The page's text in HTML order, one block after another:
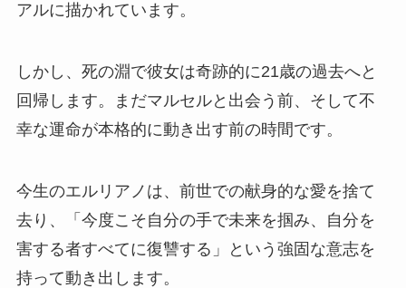
アルに描かれています。
しかし、死の淵で彼女は奇跡的に21歳の過去へと
回帰します。まだマルセルと出会う前、そして不
幸な運命が本格的に動き出す前の時間です。
今生のエルリアノは、前世での献身的な愛を捨て
去り、「今度こそ自分の手で未来を掴み、自分を
害する者すべてに復讐する」という強固な意志を
持って動き出します。